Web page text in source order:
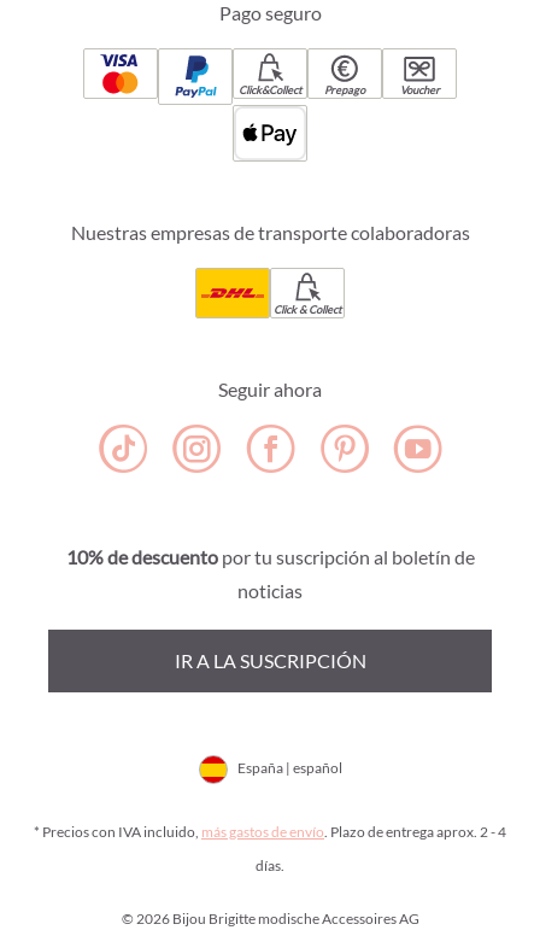
Pago seguro
Click&Collect Prepago Voucher
Nuestras empresas de transporte colaboradoras
Click & Collect
Seguir ahora
10% de descuentopor tu suscripción al boletín de
noticias
IR A LA SUSCRIPCIÓN
España | español
* Precios con IVA incluido, más gastos de envío. Plazo de entrega aprox. 2 - 4
días.
© 2026 Bijou Brigitte modische Accessoires AG